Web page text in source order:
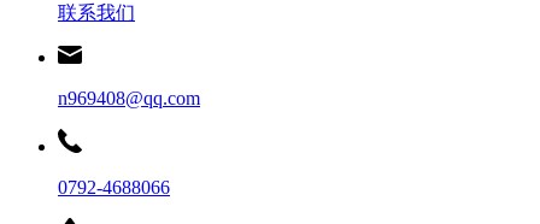
联系我们
n969408@qq.com
0792-4688066